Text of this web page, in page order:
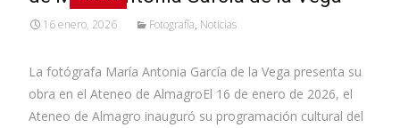
16 enero, 2026 Fotografía, Noticias
La fotógrafa María Antonia García de la Vega presenta su
obra en el Ateneo de AlmagroEl 16 de enero de 2026, el
Ateneo de Almagro inauguró su programación cultural del